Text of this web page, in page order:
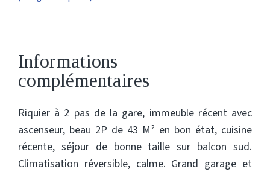
Informations
complémentaires
Riquier à 2 pas de la gare, immeuble récent avec
ascenseur, beau 2P de 43 M² en bon état, cuisine
récente, séjour de bonne taille sur balcon sud.
Climatisation réversible, calme. Grand garage et